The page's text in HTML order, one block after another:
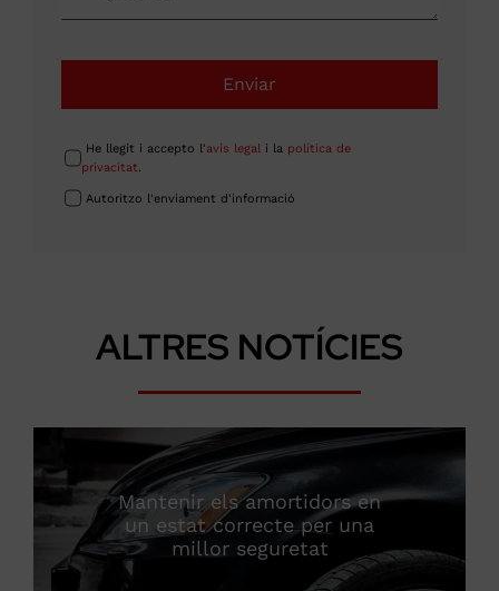
Enviar
He llegit i accepto l'avís legali la política de
privacitat.
Autoritzo l'enviament d'informació
ALTRES NOTÍCIES
Mantenir els amortidors en
un estat correcte per una
millor seguretat